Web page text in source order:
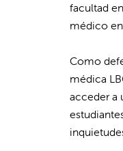
facultad
médico
Como
médica
acceder a